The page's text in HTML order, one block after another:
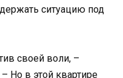
ситуацию под
своей воли, –
Но в этой квартире